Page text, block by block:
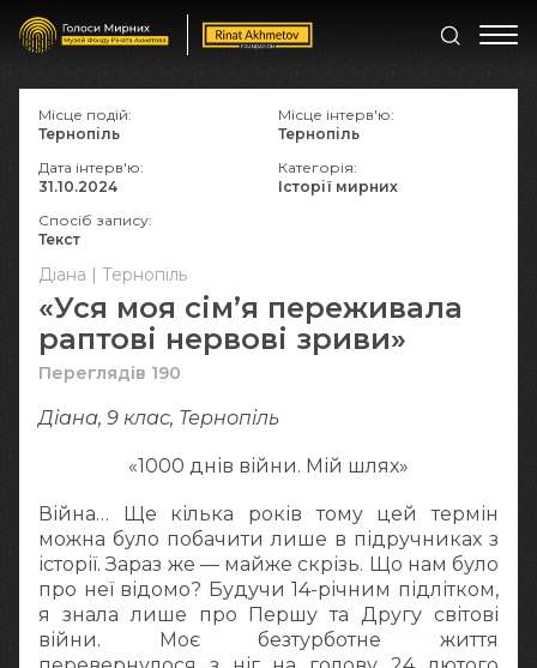
Діана | Тернопіль
«Уся моя сім’я переживала
раптові нервові зриви»
Переглядів 190
Діана, 9 клас, Тернопіль
«1000 днів війни. Мій шлях»
Війна… Ще кілька років тому цей термін
можна було побачити лише в підручниках з
історії. Зараз же — майже скрізь. Що нам було
про неї відомо? Будучи 14-річним підлітком,
я знала лише про Першу та Другу світові
війни. Моє безтурботне життя
Місце подій:
Тернопіль
Місце інтерв'ю:
Тернопіль
Дата інтерв'ю:
31.10.2024
Категорія:
Історії мирних
Спосіб запису:
Текст